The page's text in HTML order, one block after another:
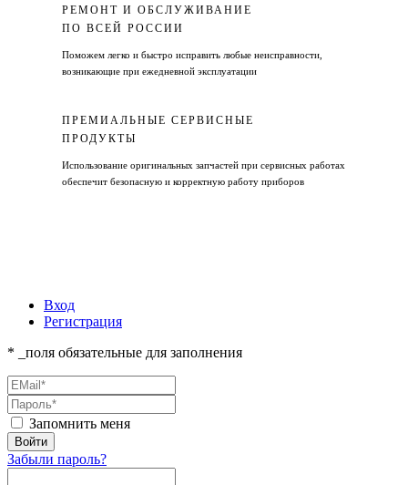
РЕМОНТ И ОБСЛУЖИВАНИЕ
ПО ВСЕЙ РОССИИ
Поможем легко и быстро исправить любые неисправности,
возникающие при ежедневной эксплуатации
ПРЕМИАЛЬНЫЕ СЕРВИСНЫЕ
ПРОДУКТЫ
Использование оригинальных запчастей при сервисных работах
обеспечит безопасную и корректную работу приборов
Вход
Регистрация
* _поля обязательные для заполнения
Запомнить меня
Забыли пароль?